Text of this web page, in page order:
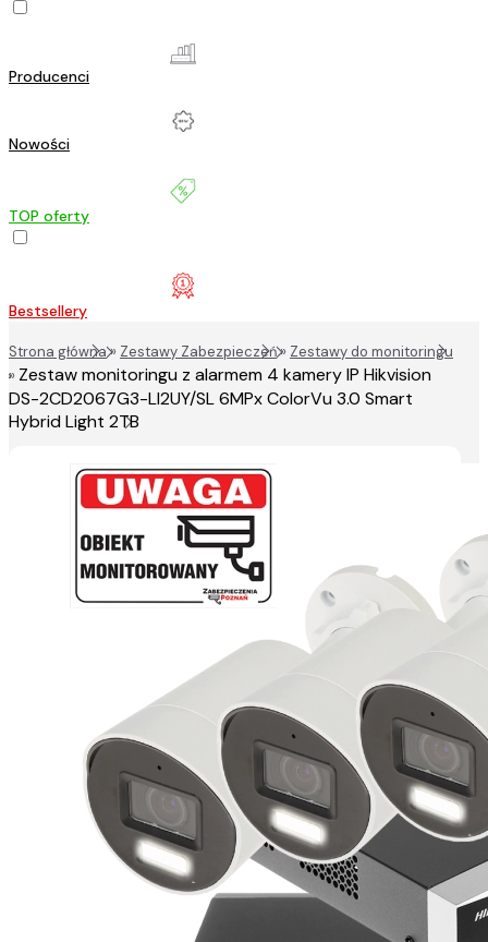
Producenci
Nowości
TOP oferty
Bestsellery
Strona główna» Zestawy Zabezpieczeń» Zestawy do monitoringu
» Zestaw monitoringu z alarmem 4 kamery IP Hikvision
DS-2CD2067G3-LI2UY/SL 6MPx ColorVu 3.0 Smart
Hybrid Light 2TB